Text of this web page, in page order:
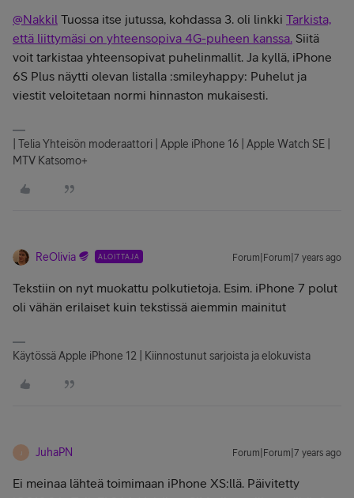
@Nakkil Tuossa itse jutussa, kohdassa 3. oli linkki Tarkista,
että liittymäsi on yhteensopiva 4G-puheen kanssa. Siitä
voit tarkistaa yhteensopivat puhelinmallit. Ja kyllä, iPhone
6S Plus näytti olevan listalla :smileyhappy: Puhelut ja
viestit veloitetaan normi hinnaston mukaisesti.
| Telia Yhteisön moderaattori | Apple iPhone 16 | Apple Watch SE |
MTV Katsomo+
ReOlivia ALOITTAJA Forum|Forum|7 years ago
Tekstiin on nyt muokattu polkutietoja. Esim. iPhone 7 polut
oli vähän erilaiset kuin tekstissä aiemmin mainitut
Käytössä Apple iPhone 12 | Kiinnostunut sarjoista ja elokuvista
J JuhaPN Forum|Forum|7 years ago
Ei meinaa lähteä toimimaan iPhone XS:llä. Päivitetty